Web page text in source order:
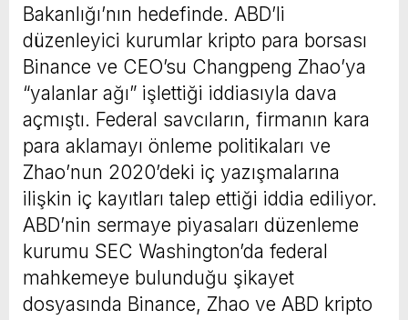
Bakanlığı’nın hedefinde. ABD’li
düzenleyici kurumlar kripto para borsası
Binance ve CEO’su Changpeng Zhao’ya
“yalanlar ağı” işlettiği iddiasıyla dava
açmıştı. Federal savcıların, firmanın kara
para aklamayı önleme politikaları ve
Zhao’nun 2020’deki iç yazışmalarına
ilişkin iç kayıtları talep ettiği iddia ediliyor.
ABD’nin sermaye piyasaları düzenleme
kurumu SEC Washington’da federal
mahkemeye bulunduğu şikayet
dosyasında Binance, Zhao ve ABD kripto